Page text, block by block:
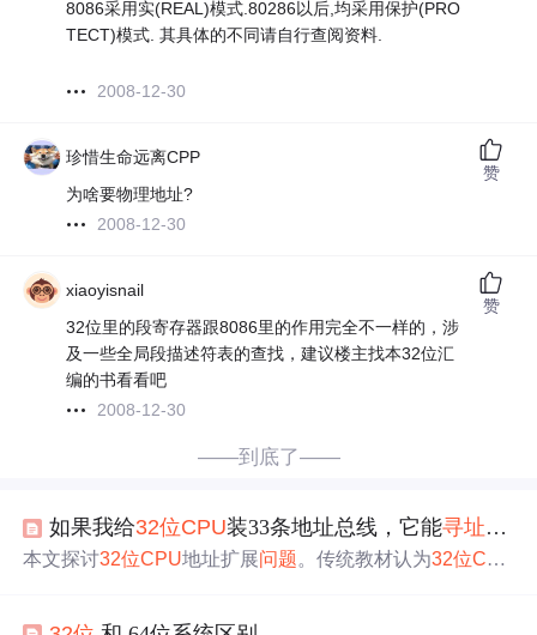
8086采用实(REAL)模式.80286以后,均采用保护(PRO
TECT)模式. 其具体的不同请自行查阅资料.
2008-12-30
珍惜生命远离CPP
为啥要物理地址?
2008-12-30
赞
xiaoyisnail
32位里的段寄存器跟8086里的作用完全不一样的，涉
及一些全局段描述符表的查找，建议楼主找本32位汇
编的书看看吧
2008-12-30
赞
——到底了——
如果我给32位CPU装33条地址总线，它能寻址8G
本文探讨32位CPU地址扩展问题。传统教材认为32位CP